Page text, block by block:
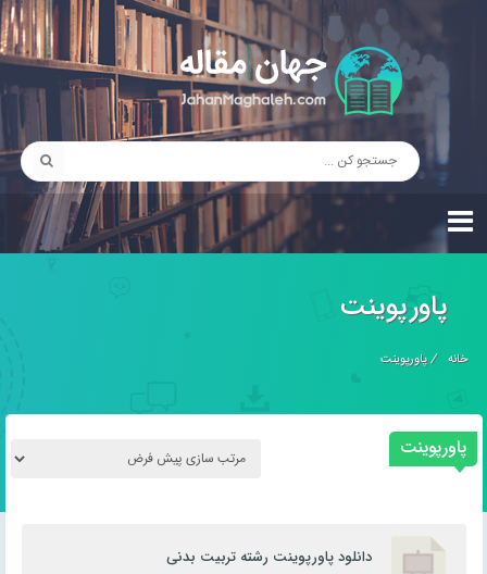
پاورپوینت
خانه /پاورپوینت
پاورپوینت
دانلود پاورپوینت رشته تربیت بدنی